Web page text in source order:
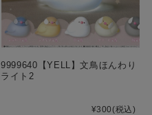
9999640【YELL】文鳥ほんわり
ライト2
¥300(税込)